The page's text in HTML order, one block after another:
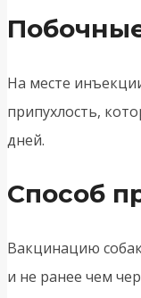
На месте
припухлость,
дней.
Способ
Вакцинацию
и не ранее чем